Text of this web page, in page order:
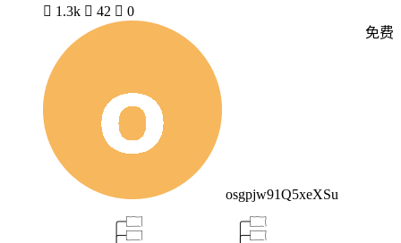
 1.3k  42  0
osgpjw91Q5xeXSu
免费